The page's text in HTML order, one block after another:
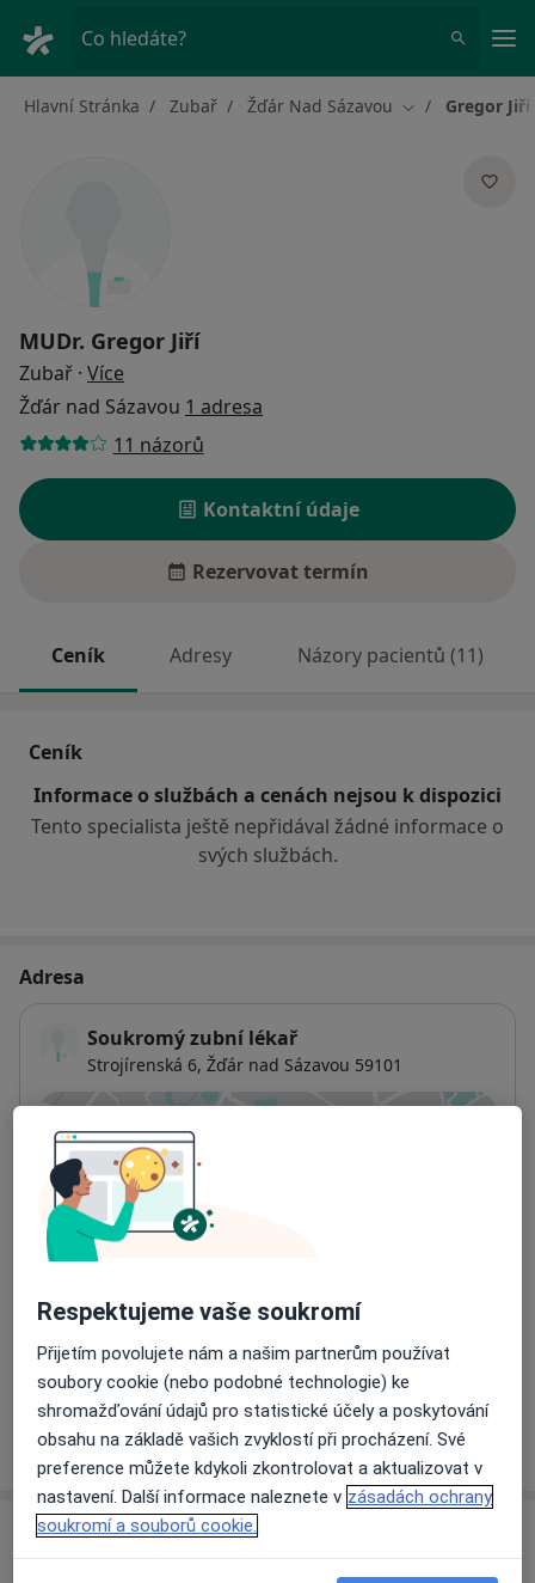
Co hledáte?
Hlavní Stránka Zubař Žďár Nad Sázavou Změna města
Gregor Jiří
MUDr. Gregor Jiří
Zubař · Více
Žďár nad Sázavou 1 adresa
11 názorů
Kontaktní údaje
Rezervovat termín
Ceník Adresy Názory pacientů (11)
Ceník
Informace o službách a cenách nejsou k dispozici
Tento specialista ještě nepřidával žádné informace o
svých službách.
Adresa
Soukromý zubní lékař
Strojírenská 6, Žďár nad Sázavou 59101
Dostupnost
Na této adrese online kalendář není aktivní
Co mám v takové situaci udělat?
Způsoby platby (soukromé návštěvy)
Na teto adrese lékař přijímá pacienty na pojišťovnu
Detaily
Víceo adrese
Názory
Respektujeme vaše soukromí
Přijetím povolujete nám a našim partnerům používat
soubory cookie (nebo podobné technologie) ke
shromažďování údajů pro statistické účely a poskytování
obsahu na základě vašich zvyklostí při procházení. Své
preference můžete kdykoli zkontrolovat a aktualizovat v
nastavení. Další informace naleznete v zásadách ochrany
soukromí a souborů cookie.